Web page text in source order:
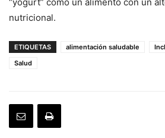
nutricional.
ETIQUETAS alimentación saludable
Salud